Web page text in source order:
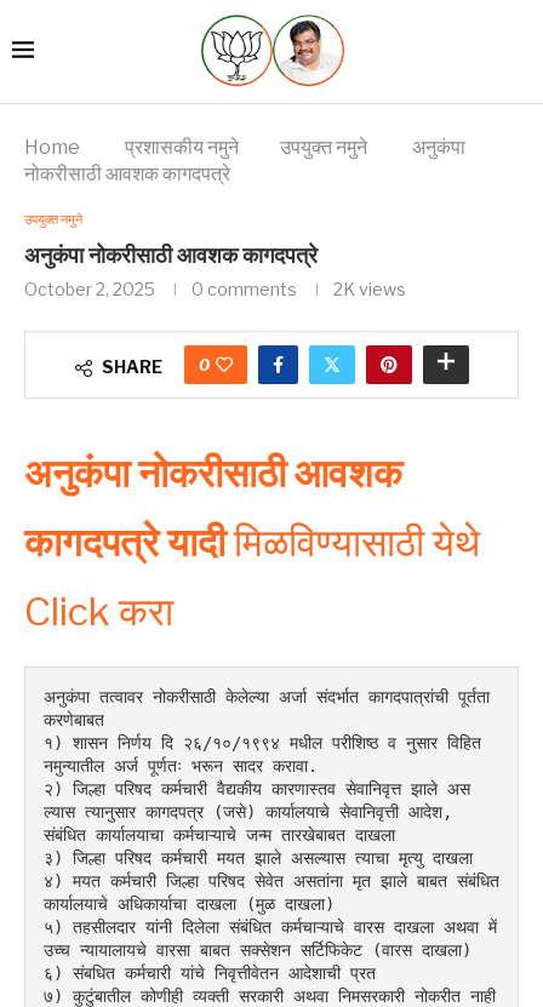
Home प्रशासकीय नमुने उपयुक्त नमुने
अनुकंपा
नोकरीसाठी आवशक कागदपत्रे
उपयुक्त नमुने
अनुकंपा नोकरीसाठी आवशक कागदपत्रे
October 2, 2025 0 comments 2K views
SHARE 0
अनुकंपा नोकरीसाठी आवशक
कागदपत्रे यादीमिळविण्यासाठी येथे
Click करा
अनुकंपा तत्वावर नोकरीसाठी केलेल्या अर्जा संदर्भात कागदपात्रांची पूर्तता
करणेबाबत
१) शासन निर्णय दि २६/१०/१९९४ मधील परीशिष्ठ व नुसार विहित
नमुन्यातील अर्ज पूर्णतः भरून सादर करावा.
२) जिल्हा परिषद कर्मचारी वैद्यकीय कारणास्तव सेवानिवृत्त झाले अस
ल्यास त्यानुसार कागदपत्र (जसे) कार्यालयाचे सेवानिवृत्ती आदेश,
संबंधित कार्यालयाचा कर्मचाऱ्याचे जन्म तारखेबाबत दाखला
३) जिल्हा परिषद कर्मचारी मयत झाले असल्यास त्याचा मृत्यु दाखला
४) मयत कर्मचारी जिल्हा परिषद सेवेत असतांना मृत झाले बाबत संबंधित
कार्यालयाचे अधिकार्याचा दाखला (मुळ दाखला)
५) तहसीलदार यांनी दिलेला संबंधित कर्मचाऱ्याचे वारस दाखला अथवा में
उच्च न्यायालायचे वारसा बाबत सक्सेशन सर्टिफिकेट (वारस दाखला)
६) संबधित कर्मचारी यांचे निवृत्तीवेतन आदेशाची प्रत
७) कुटुंबातील कोणीही व्यक्ती सरकारी अथवा निमसरकारी नोकरीत नाही